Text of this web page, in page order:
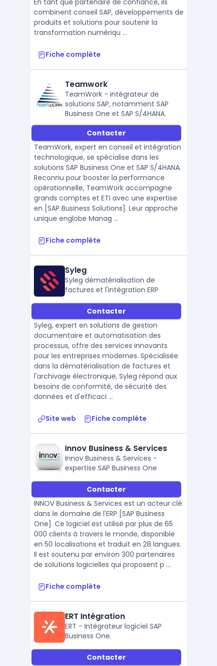
En tant que partenaire de confiance, ils
combinent conseil SAP, développements de
produits et solutions pour soutenir la
transformation numériqu ...
Fiche complète
Teamwork
TeamWork - intégrateur de
solutions SAP, notamment SAP
Business One et SAP S/4HANA.
Contacter
TeamWork, expert en conseil et intégration
technologique, se spécialise dans les
solutions SAP Business One et SAP S/4HANA.
Reconnu pour booster la performance
opérationnelle, TeamWork accompagne
grands comptes et ETI avec une expertise
en [SAP Business Solutions]. Leur approche
unique englobe Manag ...
Fiche complète
Syleg
Syleg dématérialisation de
factures et l'intégration ERP
Contacter
Syleg, expert en solutions de gestion
documentaire et automatisation des
processus, offre des services innovants
pour les entreprises modernes. Spécialisée
dans la dématérialisation de factures et
l'archivage électronique, Syleg répond aux
besoins de conformité, de sécurité des
données et d'efficaci ...
Site web Fiche complète
Innov Business & Services
Innov Business & Services -
expertise SAP Business One
Contacter
INNOV Business & Services est un acteur clé
dans le domaine de l'ERP [SAP Business
One]. Ce logiciel est utilisé par plus de 65
000 clients à travers le monde, disponible
en 50 localisations et traduit en 28 langues.
Il est soutenu par environ 300 partenaires
de solutions logicielles qui proposent p ...
Fiche complète
ERT Intégration
ERT - Intégrateur logiciel SAP
Business One.
Contacter